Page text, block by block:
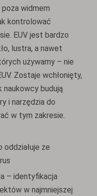
widmem
kontrolować
EUV jest bardzo
lustra, a nawet
używamy – nie
Zostaje wchłonięty,
naukowcy budują
i narzędzia do
w tym zakresie.
ze
– identyfikacja
w najmniejszej